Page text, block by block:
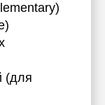
(для